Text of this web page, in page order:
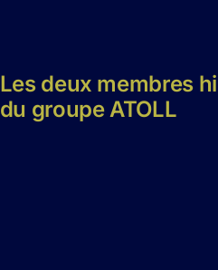
Les deux membres
du groupe ATOLL